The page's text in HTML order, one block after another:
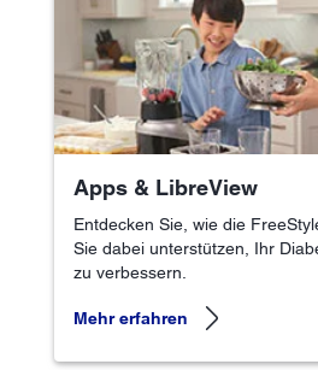
Apps & LibreView
Entdecken Sie, wie die
Sie dabei unterstützen, Ihr
zu verbessern.
Mehr erfahren